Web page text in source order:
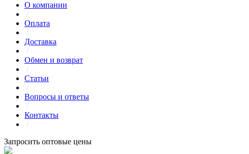
О компании
/
Оплата
/
Доставка
/
Обмен и возврат
/
Статьи
/
Вопросы и ответы
/
Контакты
/
Запросить оптовые цены